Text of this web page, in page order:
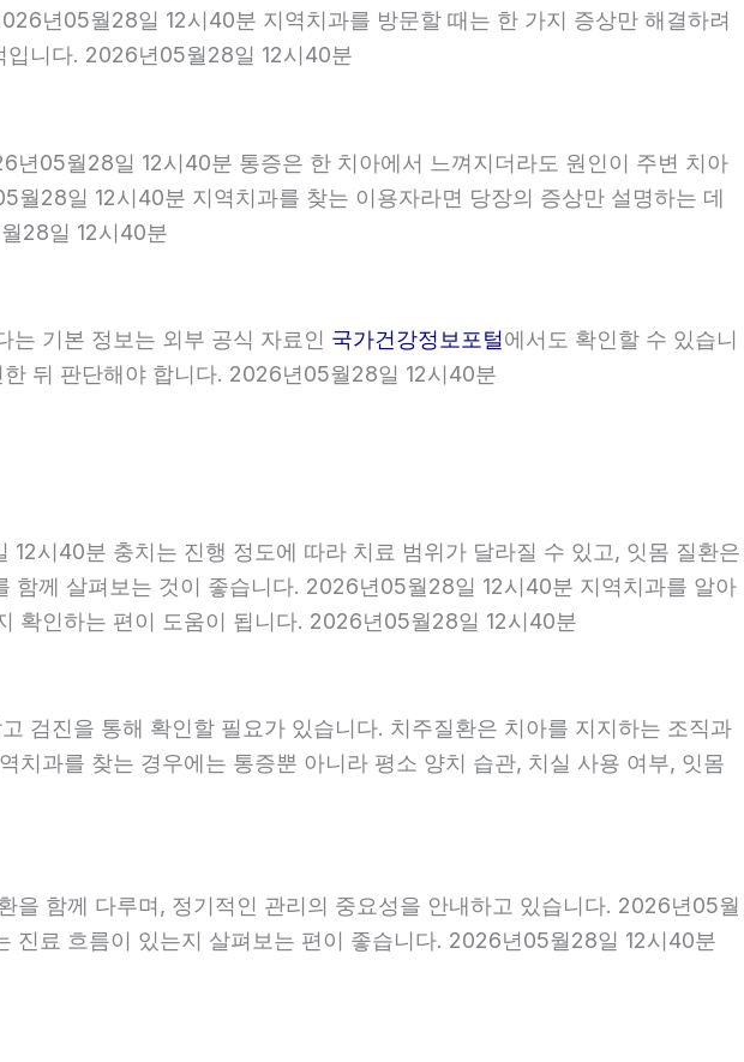
년05월28일 12시40분 지역치과를 방문할 때는 한 가지 증상만 해결하려
입니다. 2026년05월28일 12시40분
05월28일 12시40분 통증은 한 치아에서 느껴지더라도 원인이 주변 치아
28일 12시40분 지역치과를 찾는 이용자라면 당장의 증상만 설명하는 데
28일 12시40분
는 기본 정보는 외부 공식 자료인 국가건강정보포털에서도 확인할 수 있습니
뒤 판단해야 합니다. 2026년05월28일 12시40분
시40분 충치는 진행 정도에 따라 치료 범위가 달라질 수 있고, 잇몸 질환은
함께 살펴보는 것이 좋습니다. 2026년05월28일 12시40분 지역치과를 알아
확인하는 편이 도움이 됩니다. 2026년05월28일 12시40분
검진을 통해 확인할 필요가 있습니다. 치주질환은 치아를 지지하는 조직과
과를 찾는 경우에는 통증뿐 아니라 평소 양치 습관, 치실 사용 여부, 잇몸
함께 다루며, 정기적인 관리의 중요성을 안내하고 있습니다. 2026년05월
진료 흐름이 있는지 살펴보는 편이 좋습니다. 2026년05월28일 12시40분